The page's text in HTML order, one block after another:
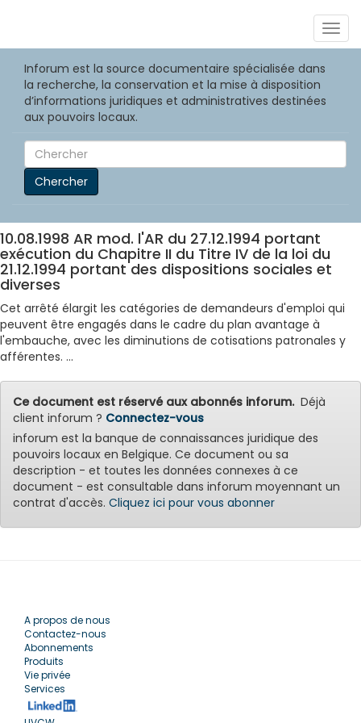
Inforum est la source documentaire spécialisée dans
la recherche, la conservation et la mise à disposition
d’informations juridiques et administratives destinées
aux pouvoirs locaux.
Chercher
10.08.1998 AR mod. l'AR du 27.12.1994 portant
exécution du Chapitre II du Titre IV de la loi du
21.12.1994 portant des dispositions sociales et
diverses
Cet arrêté élargit les catégories de demandeurs d'emploi qui
peuvent être engagés dans le cadre du plan avantage à
l'embauche, avec les diminutions de cotisations patronales y
afférentes. ...
Ce document est réservé aux abonnés inforum.Déjà
client inforum ? Connectez-vous
inforum est la banque de connaissances juridique des
pouvoirs locaux en Belgique. Ce document ou sa
description - et toutes les données connexes à ce
document - est consultable dans inforum moyennant un
contrat d'accès. Cliquez ici pour vous abonner
A propos de nous
Contactez-nous
Abonnements
Produits
Vie privée
Services